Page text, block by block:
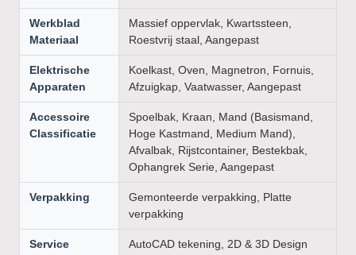
Werkblad
Materiaal
Massief oppervlak, Kwartssteen,
Roestvrij staal, Aangepast
Elektrische
Apparaten
Koelkast, Oven, Magnetron, Fornuis,
Afzuigkap, Vaatwasser, Aangepast
Accessoire
Classificatie
Spoelbak, Kraan, Mand (Basismand,
Hoge Kastmand, Medium Mand),
Afvalbak, Rijstcontainer, Bestekbak,
Ophangrek Serie, Aangepast
Verpakking
Gemonteerde verpakking, Platte
verpakking
Service AutoCAD tekening, 2D & 3D Design